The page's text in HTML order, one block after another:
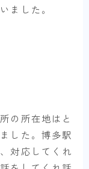
ました。
の所在地はと
した。博多駅
対応してくれ